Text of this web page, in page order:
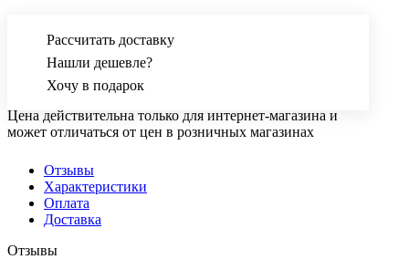
Рассчитать доставку
Нашли дешевле?
Хочу в подарок
Цена действительна только для интернет-магазина и
может отличаться от цен в розничных магазинах
Отзывы
Характеристики
Оплата
Доставка
Отзывы